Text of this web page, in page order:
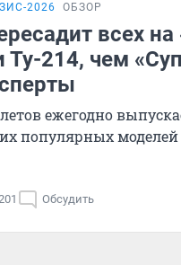
2026 ОБЗОР
всех на
Ту-214, чем
ежегодно
популярных моделей
Обсудить